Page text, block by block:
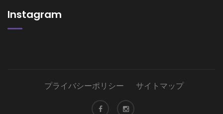
Instagram
プライバシーポリシー サイトマップ